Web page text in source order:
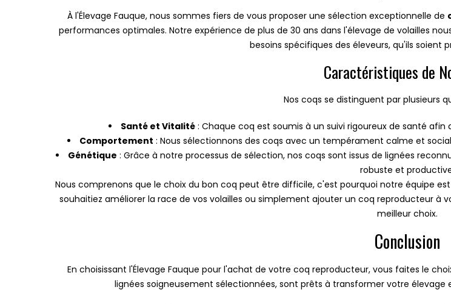
À l'Élevage Fauque, nous sommes fiers de vous proposer une sélection exceptionnelle de
performances optimales. Notre expérience de plus de 30 ans dans l'élevage de volailles
besoins spécifiques des éleveurs, qu'ils soient
Caractéristiques de
Nos coqs se distinguent par plusieurs
Santé et Vitalité: Chaque coq est soumis à un suivi rigoureux de santé
Comportement : Nous sélectionnons des coqs avec un tempérament calme et
Génétique : Grâce à notre processus de sélection, nos coqs sont issus de lignées
robuste et
Nous comprenons que le choix du bon coq peut être difficile, c'est pourquoi notre équipe
souhaitiez améliorer la race de vos volailles ou simplement ajouter un coq reproducteur à
meilleur choix.
Conclusion
En choisissant l'Élevage Fauque pour l'achat de votre coq reproducteur, vous faites le
lignées soigneusement sélectionnées, sont prêts à transformer votre